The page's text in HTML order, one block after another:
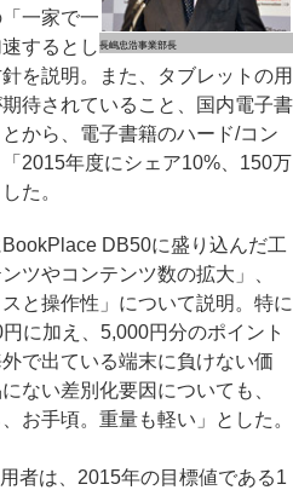
長嶋忠浩事業部長
一家で一
するとし
を説明。また、タブレットの用
待されていること、国内電子書
から、電子書籍のハード/コン
2015年度にシェア10%、150万
た。
DB50に盛り込んだ工
ツやコンテンツ数の拡大」、
と操作性」について説明。特に
に加え、5,000円分のポイント
で出ている端末に負けない価
ない差別化要因についても、
お手頃。重量も軽い」とした。
者は、2015年の目標値である1